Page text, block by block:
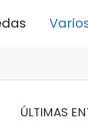
ÚLTIMAS